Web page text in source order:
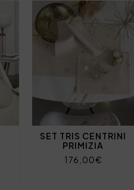
SET TRIS CENTRINI
PRIMIZIA
176,00€